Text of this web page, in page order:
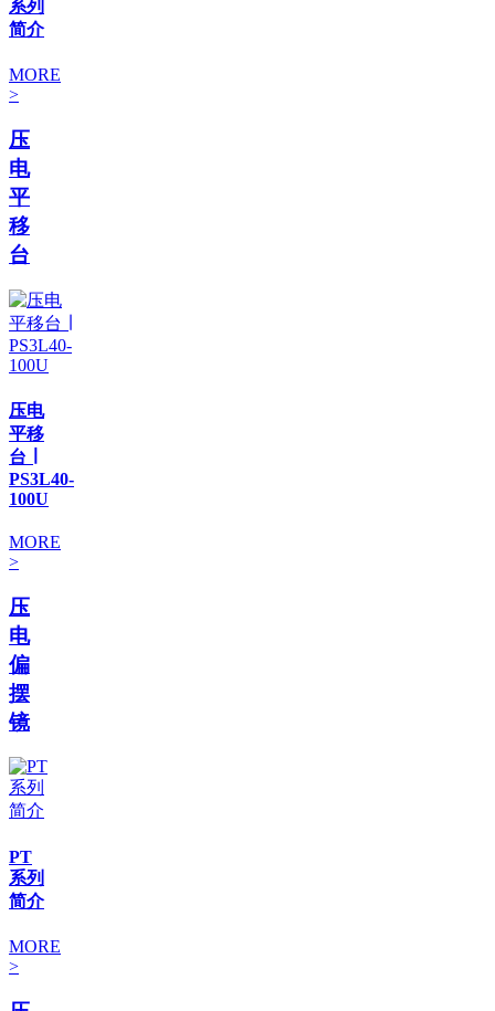
系列
简介
MORE
>
压
电
平
移
台
压电
平移
台 ∣
PS3L40-
100U
MORE
>
压
电
偏
摆
镜
PT
系列
简介
MORE
>